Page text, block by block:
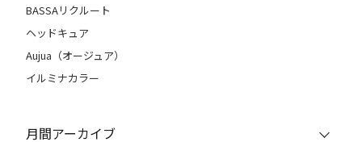
BASSAリクルート
ヘッドキュア
Aujua（オージュア）
イルミナカラー
月間アーカイブ